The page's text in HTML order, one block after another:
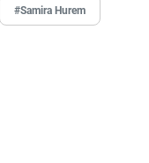
#Samira Hurem